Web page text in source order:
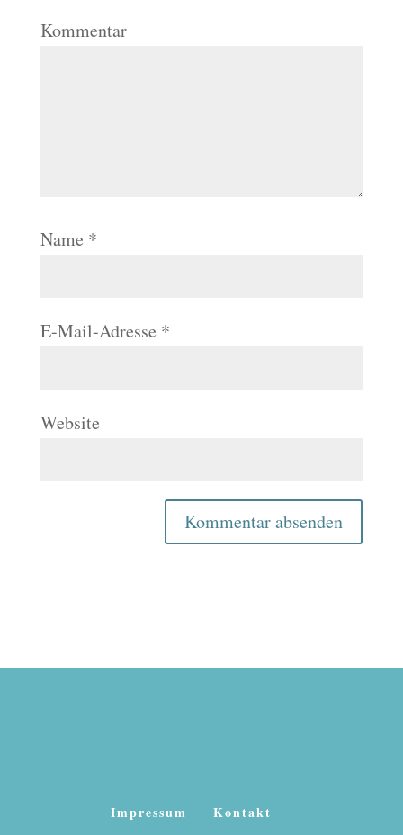
Kommentar
Name *
E-Mail-Adresse *
Website
Impressum Kontakt